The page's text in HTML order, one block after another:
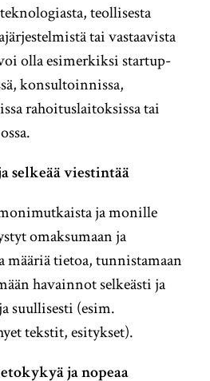
teollisesta
tai vastaavista
olla esimerkiksi startup-
konsultoinnissa,
rahoituslaitoksissa tai
selkeää viestintää
ja monille
omaksumaan ja
määriä tietoa, tunnistamaan
havainnot selkeästi ja
suullisesti (esim.
tekstit, esitykset).
ja nopeaa